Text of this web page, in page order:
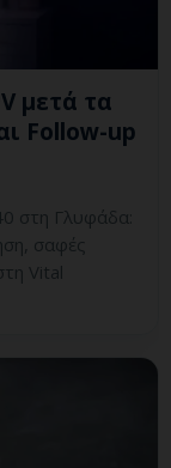
μετά τα
Follow-up
στη Γλυφάδα:
σαφές
Vital